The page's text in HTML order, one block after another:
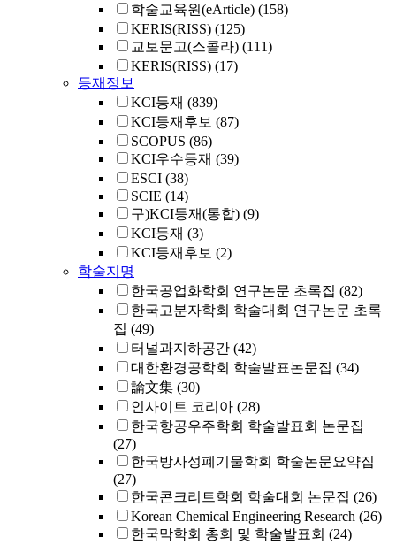
학술교육원(eArticle) (158)
KERIS(RISS) (125)
교보문고(스콜라) (111)
KERIS(RISS) (17)
등재정보
KCI등재 (839)
KCI등재후보 (87)
SCOPUS (86)
KCI우수등재 (39)
ESCI (38)
SCIE (14)
구)KCI등재(통합) (9)
KCI등재 (3)
KCI등재후보 (2)
학술지명
한국공업화학회 연구논문 초록집 (82)
한국고분자학회 학술대회 연구논문 초록
집 (49)
터널과지하공간 (42)
대한환경공학회 학술발표논문집 (34)
論文集 (30)
인사이트 코리아 (28)
한국항공우주학회 학술발표회 논문집
(27)
한국방사성폐기물학회 학술논문요약집
(27)
한국콘크리트학회 학술대회 논문집 (26)
Korean Chemical Engineering Research (26)
한국막학회 총회 및 학술발표회 (24)